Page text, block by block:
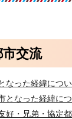
交流
なった経緯につ
となった経緯に
好・兄弟・協定